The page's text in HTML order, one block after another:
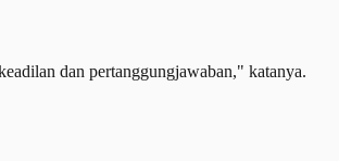
dan pertanggungjawaban," katanya.